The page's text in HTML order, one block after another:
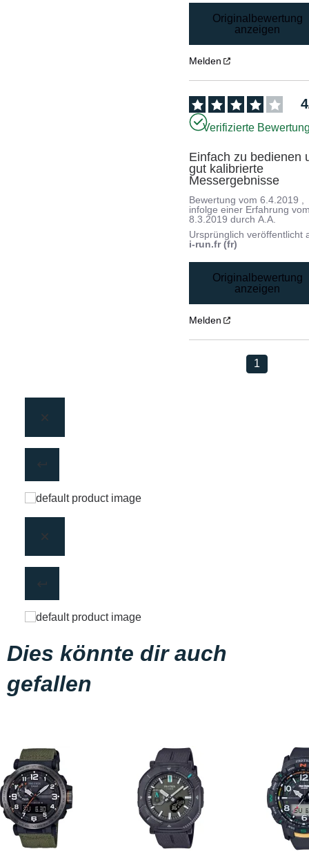
Originalbewertung
anzeigen
Melden
4
Verifizierte
Einfach zu bedienen
gut kalibrierte
Messergebnisse
Bewertung vom6.4.2019 ,
infolge einer Erfahrung
8.3.2019 durchA.A.
Ursprünglich veröffentlicht
i-run.fr (fr)
Originalbewertung
anzeigen
Melden
1
Dies könnte dir auch
gefallen